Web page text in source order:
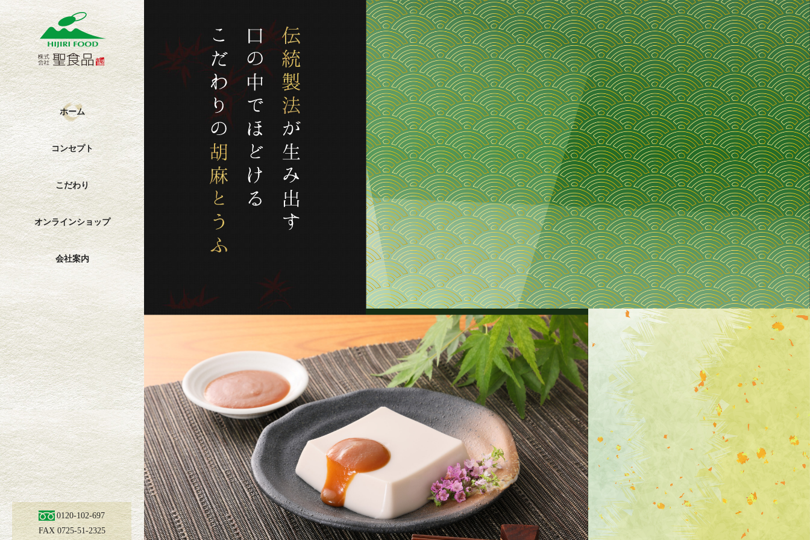
ホーム
コンセプト
こだわり
オンラインショップ
会社案内
0120-102-697
FAX 0725-51-2325
コンセプト
聖食品の高野山胡麻とうふは高野山に昔から伝わる
製法と最新技術の粋を凝らした、胡麻の濃厚なお味
と香りがお口の中で広がる滑らかな胡麻とうふで
す。
「やはり自然が一番」を信念に､先代からの製法を守
り､これからも素材にこだわった食品を全国のみなさ
まにお届けしたいと考えております。
胡麻とうふへのこだわり
素材にこだわった伝統製法
原材料について
ソムリエが生み出すもちもちの食
感
高野山の胡麻とうふは練りごまではなく、胡麻の絞
り汁を使います。伝統の技術を活かし自社で絞るこ
とで胡麻の皮などが入らずに香りも良い非常に滑ら
かな食感に仕上がります。
会社案内
株式会社 聖食品
本社工場
大阪府和泉市テクノステージ3丁目10番16号
TEL 0725-51-2355
FAX 0725-51-2325
本店
和歌山県橋本市高野口町応其448-8
理念
私たちは真心をこめてお客様の満足に挑戦します
私たちは誇りと情熱を持ち一人一人の幸せに挑戦します
私たちは殻を破り夢の実現に挑戦します